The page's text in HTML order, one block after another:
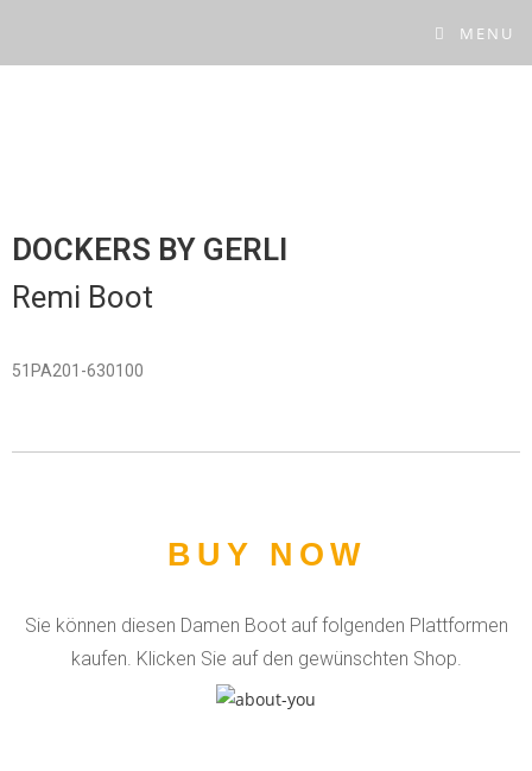
MENU
DOCKERS BY GERLI
Remi Boot
51PA201-630100
BUY NOW
Sie können diesen Damen Boot auf folgenden Plattformen
kaufen. Klicken Sie auf den gewünschten Shop.